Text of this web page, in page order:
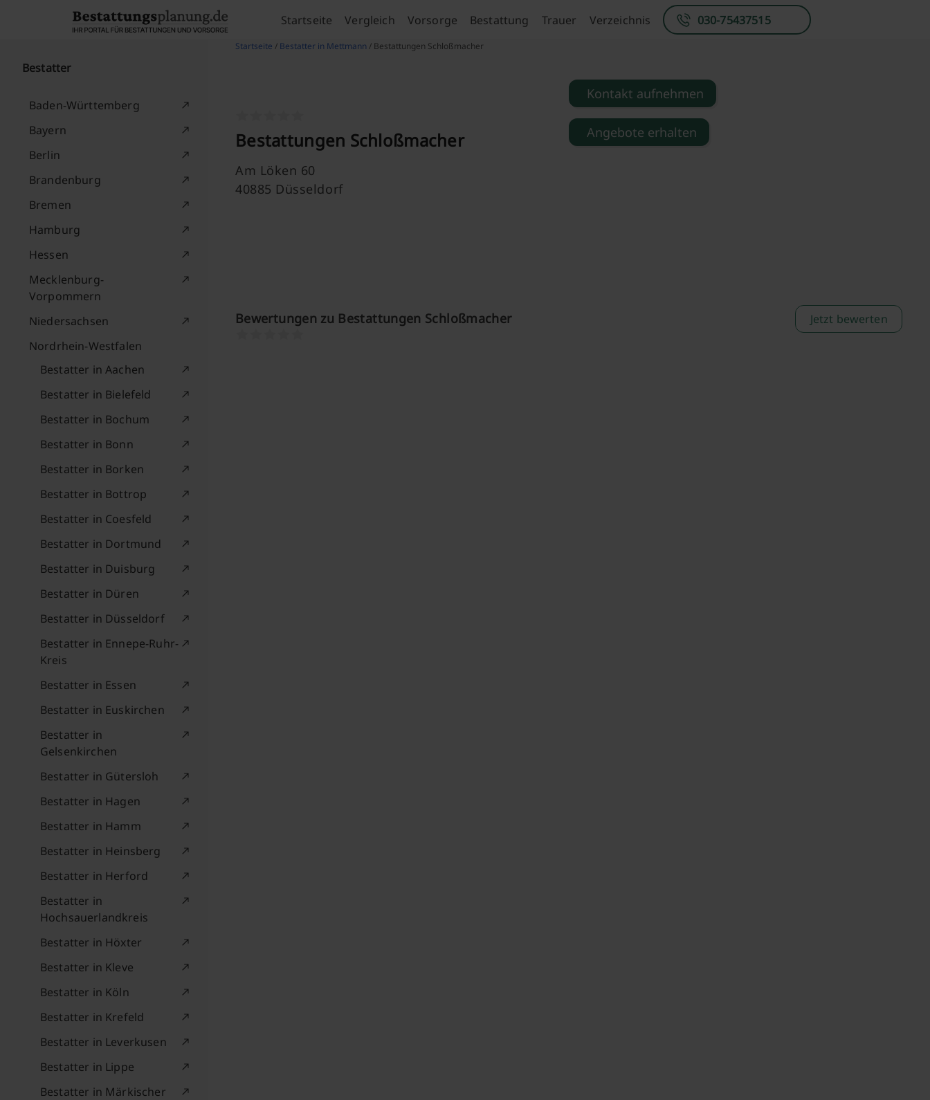
Startseite Vergleich Vorsorge Bestattung Trauer Verzeichnis 030-75437515
Bestatter
Baden-Württemberg
Bayern
Berlin
Brandenburg
Bremen
Hamburg
Hessen
Mecklenburg-
Vorpommern
Niedersachsen
Nordrhein-Westfalen
Bestatter in Aachen
Bestatter in Bielefeld
Bestatter in Bochum
Bestatter in Bonn
Bestatter in Borken
Bestatter in Bottrop
Bestatter in Coesfeld
Bestatter in Dortmund
Bestatter in Duisburg
Bestatter in Düren
Bestatter in Düsseldorf
Bestatter in Ennepe-Ruhr-
Kreis
Bestatter in Essen
Bestatter in Euskirchen
Bestatter in
Gelsenkirchen
Bestatter in Gütersloh
Bestatter in Hagen
Bestatter in Hamm
Bestatter in Heinsberg
Bestatter in Herford
Bestatter in
Hochsauerlandkreis
Bestatter in Höxter
Bestatter in Kleve
Bestatter in Köln
Bestatter in Krefeld
Bestatter in Leverkusen
Bestatter in Lippe
Bestatter in Märkischer
Startseite / Bestatter in Mettmann / Bestattungen Schloßmacher
Bestattungen Schloßmacher
Am Löken 60
40885 Düsseldorf
Kontakt aufnehmen
Angebote erhalten
Bewertungen zu Bestattungen Schloßmacher Jetzt bewerten